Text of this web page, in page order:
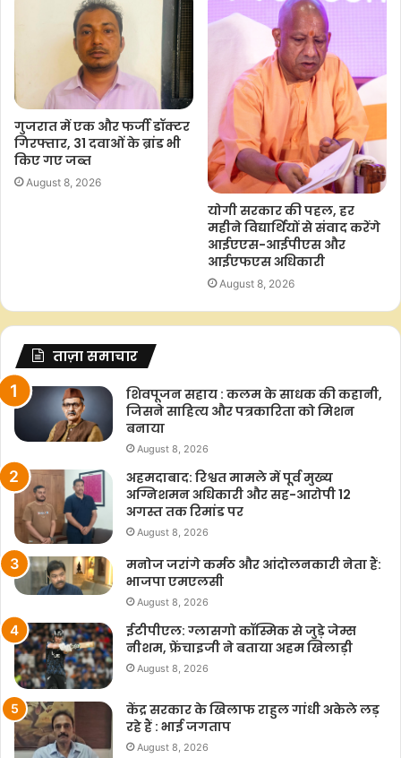
विकेटी/एसकेपी
F
a
c
e
W
h
a
t
T
w
C
o
S
h
गुजरात में एक और फर्जी डॉक्टर
गिरफ्तार, 31 दवाओं के ब्रांड भी
किए गए जब्त
August 8, 2026
योगी सरकार की पहल, हर
महीने विद्यार्थियों से संवाद करेंगे
आईएएस-आईपीएस और
आईएफएस अधिकारी
August 8, 2026
ताज़ा समाचार
शिवपूजन सहाय : कलम के साधक की कहानी,
जिसने साहित्य और पत्रकारिता को मिशन
बनाया
August 8, 2026
अहमदाबाद: रिश्वत मामले में पूर्व मुख्य
अग्निशमन अधिकारी और सह-आरोपी 12
अगस्त तक रिमांड पर
August 8, 2026
मनोज जरांगे कर्मठ और आंदोलनकारी नेता हैं:
भाजपा एमएलसी
August 8, 2026
ईटीपीएल: ग्लासगो कॉस्मिक से जुड़े जेम्स
नीशम, फ्रेंचाइजी ने बताया अहम खिलाड़ी
August 8, 2026
केंद्र सरकार के खिलाफ राहुल गांधी अकेले लड़
रहे हैं : भाई जगताप
August 8, 2026